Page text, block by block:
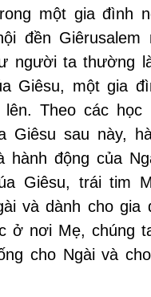
một gia đình
đền Giêrusalem
người ta thường
Giêsu, một gia
Theo các học
Giêsu sau này,
hành động của
Giêsu, trái tim
và dành cho gia
ở nơi Mẹ, chúng
cho Ngài và